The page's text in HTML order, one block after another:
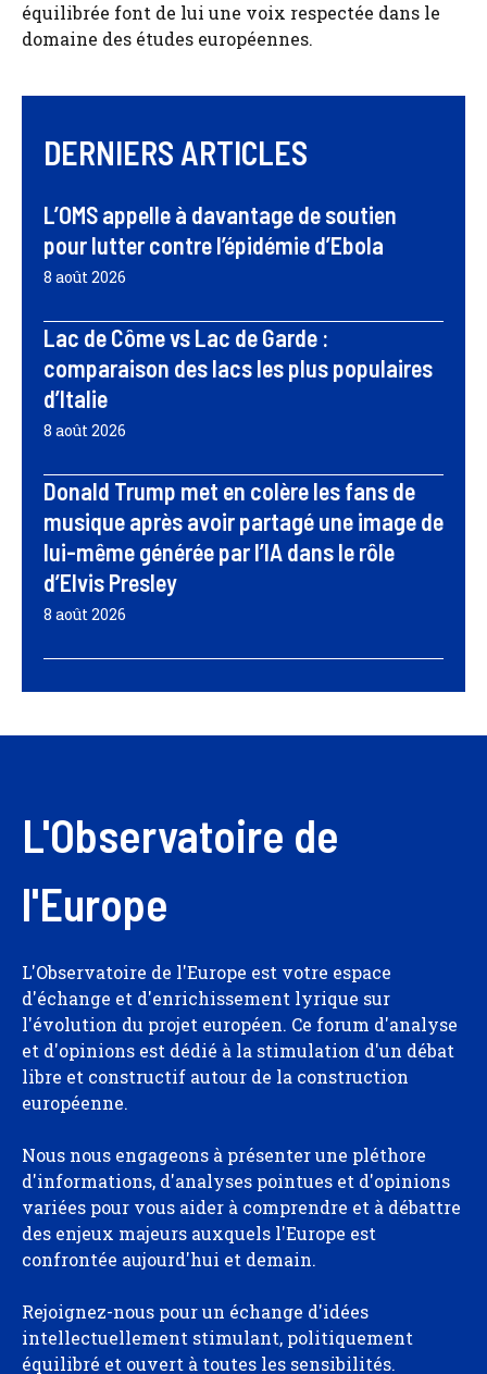
équilibrée font de lui une voix respectée dans le
domaine des études européennes.
DERNIERS ARTICLES
L’OMS appelle à davantage de soutien
pour lutter contre l’épidémie d’Ebola
8 août 2026
Lac de Côme vs Lac de Garde :
comparaison des lacs les plus populaires
d’Italie
8 août 2026
Donald Trump met en colère les fans de
musique après avoir partagé une image de
lui-même générée par l’IA dans le rôle
d’Elvis Presley
8 août 2026
L'Observatoire de
l'Europe
L'Observatoire de l'Europe est votre espace
d'échange et d'enrichissement lyrique sur
l'évolution du projet européen. Ce forum d'analyse
et d'opinions est dédié à la stimulation d'un débat
libre et constructif autour de la construction
européenne.
Nous nous engageons à présenter une pléthore
d'informations, d'analyses pointues et d'opinions
variées pour vous aider à comprendre et à débattre
des enjeux majeurs auxquels l'Europe est
confrontée aujourd'hui et demain.
Rejoignez-nous pour un échange d'idées
intellectuellement stimulant, politiquement
équilibré et ouvert à toutes les sensibilités.